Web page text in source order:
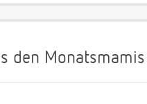
den Monatsmamis